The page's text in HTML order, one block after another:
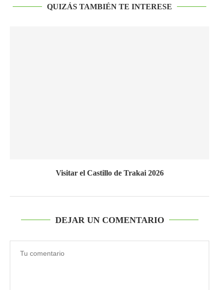
QUIZÁS TAMBIÉN TE INTERESE
Visitar el Castillo de Trakai 2026
DEJAR UN COMENTARIO